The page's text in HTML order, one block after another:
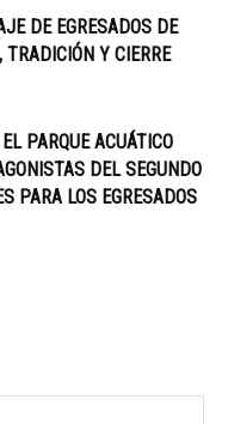
DE EGRESADOS DE
TRADICIÓN Y CIERRE
PARQUE ACUÁTICO
DEL SEGUNDO
PARA LOS EGRESADOS